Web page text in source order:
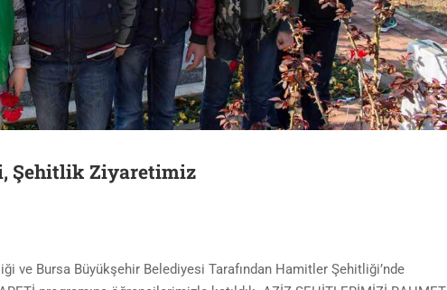
Şehitlik Ziyaretimiz
ve Bursa Büyükşehir Belediyesi Tarafından Hamitler Şehitliği’nde